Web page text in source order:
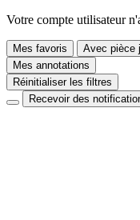
Votre compte utilisateur
Mes favoris Avec pièce
Mes annotations
Réinitialiser les filtres
Recevoir des